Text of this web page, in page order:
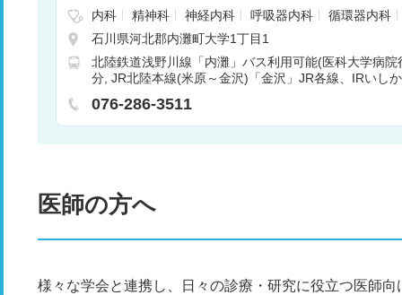
内科 精神科 神経内科 呼吸器内科
循環器内科
科
外科 整形外科 形成外科
科
小児外科 皮膚科 泌尿器科
リハビリテーション科
内視鏡内科 放射線科
矯正歯科
小児歯科 麻酔科 救急科 腫瘍内科
病科
石川県河北郡内灘町大学1丁目1
北陸鉄道浅野川線「内灘」バス利用可能(医科大学病
分 JR北陸本線(米原～金沢)「金沢」JR各線、IRいし
076-286-3511
医師の方へ
様々な学会と連携し、日々の診療・研究に役立つ医師